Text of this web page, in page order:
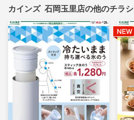
カインズ 石岡玉里店の他のチラシ